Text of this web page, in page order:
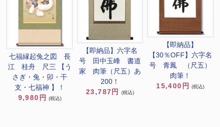
七福縁起兔之図 長
江 桂舟 尺三 【う
さぎ・兔・卯・干
支・七福神 】！
9,980円 (税込)
【即納品】六字名
号 田中玉峰 書道
家 肉筆（尺五）あ
200！
23,787円
(税込)
【即納品】
【30％OFF】六字名
号 青鳳 （尺五）
肉筆！
15,400円
(税込)